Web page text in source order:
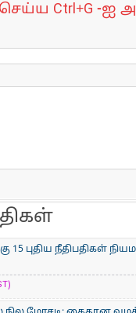
Ctrl+G -ஐ
புதிய நீதிபதிகள்